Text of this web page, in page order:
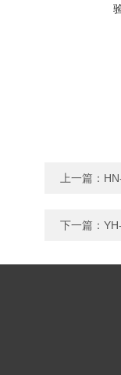
上一篇：
下一篇：